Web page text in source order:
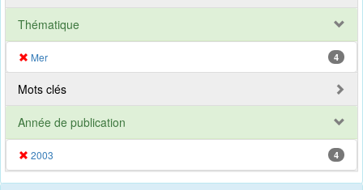
Thématique
Mer 4
Mots clés
Année de publication
2003 4